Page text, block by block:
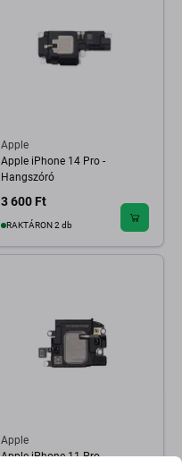
Apple
Apple iPhone 14 Pro -
Hangszóró
3 600 Ft
RAKTÁRON 2 db
Apple
Apple iPhone 11 Pro -